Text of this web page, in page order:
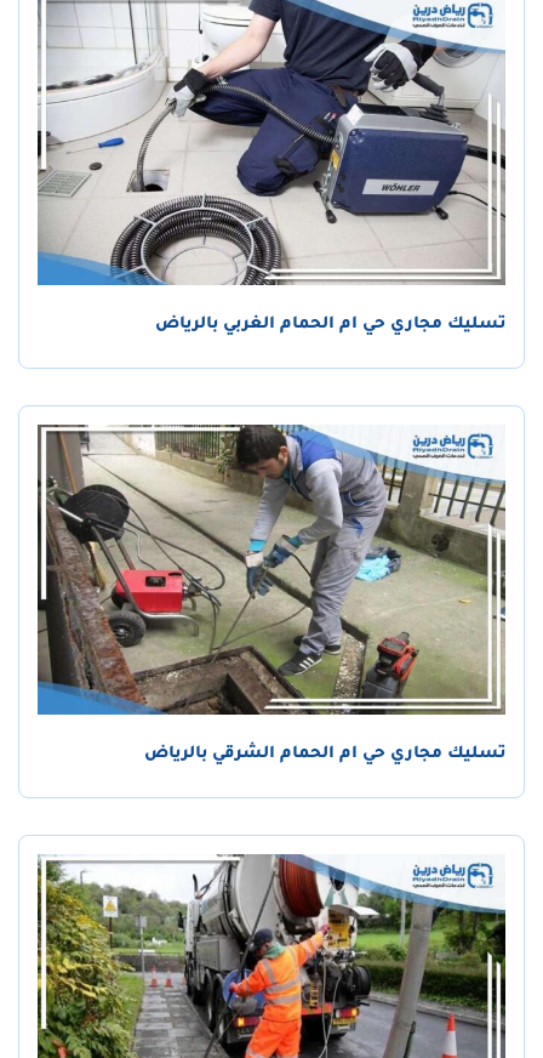
تسليك مجاري حي ام الحمام الغربي بالرياض
تسليك مجاري حي ام الحمام الشرقي بالرياض